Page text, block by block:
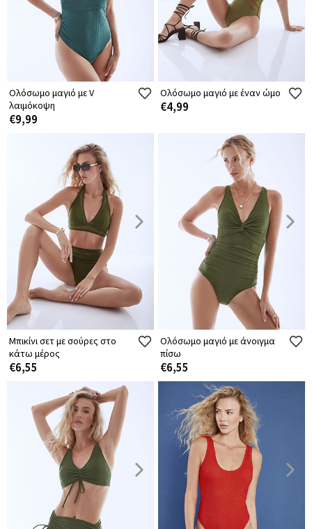
Ολόσωμο μαγιό με V
λαιμόκοψη
€9,99
Ολόσωμο μαγιό με έναν ώμο
€4,99
Μπικίνι σετ με σούρες στο
κάτω μέρος
€6,55
Ολόσωμο μαγιό με άνοιγμα
πίσω
€6,55